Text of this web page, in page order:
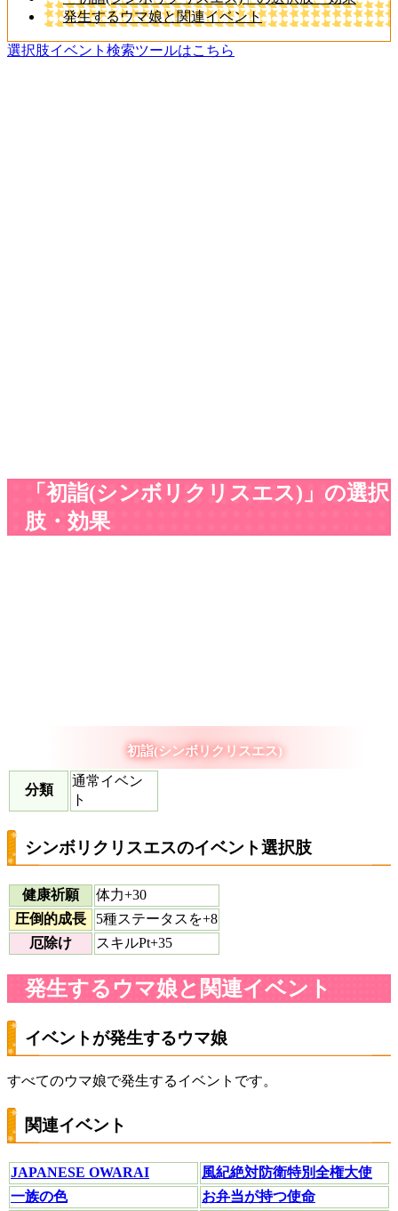
発生するウマ娘と関連イベント
選択肢イベント検索ツールはこちら
「初詣(シンボリクリスエス)」の選択
肢・効果
初詣(シンボリクリスエス)
分類
通常イベン
ト
シンボリクリスエスのイベント選択肢
健康祈願
体力+30
圧倒的成長
5種ステータスを+8
厄除け
スキルPt+35
発生するウマ娘と関連イベント
イベントが発生するウマ娘
すべてのウマ娘で発生するイベントです。
関連イベント
JAPANESE OWARAI
風紀絶対防衛特別全権大使
一族の色
お弁当が持つ使命